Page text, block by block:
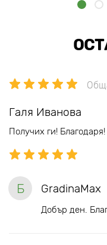
Галя Иванова
Получих ги!
Б GradinaMax
Добър ден.